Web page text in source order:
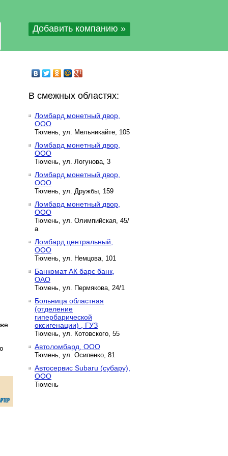
Добавить компанию »
В смежных областях:
Ломбард монетный двор,
ООО
Тюмень, ул. Мельникайте, 105
Ломбард монетный двор,
ООО
Тюмень, ул. Логунова, 3
Ломбард монетный двор,
ООО
Тюмень, ул. Дружбы, 159
Ломбард монетный двор,
ООО
Тюмень, ул. Олимпийская, 45/
а
Ломбард центральный,
ООО
Тюмень, ул. Немцова, 101
Банкомат АК барс банк,
ОАО
Тюмень, ул. Пермякова, 24/1
Больница областная
(отделение
гипербарической
оксигенации) , ГУЗ
Тюмень, ул. Котовского, 55
Автоломбард, ООО
Тюмень, ул. Осипенко, 81
Автосервис Subaru (субару),
ООО
Тюмень